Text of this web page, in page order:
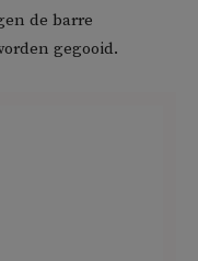
de barre
gegooid.